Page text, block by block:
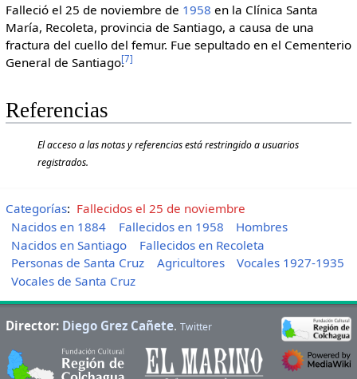
Falleció el 25 de noviembre de 1958 en la Clínica Santa
María, Recoleta, provincia de Santiago, a causa de una
fractura del cuello del femur. Fue sepultado en el Cementerio
General de Santiago.[7]
Referencias
El acceso a las notas y referencias está restringido a usuarios
registrados.
Categorías: Fallecidos el 25 de noviembre
Nacidos en 1884
Fallecidos en 1958
Hombres
Nacidos en Santiago
Fallecidos en Recoleta
Personas de Santa Cruz
Agricultores
Vocales 1927-1935
Vocales de Santa Cruz
Director: Diego Grez Cañete. Twitter